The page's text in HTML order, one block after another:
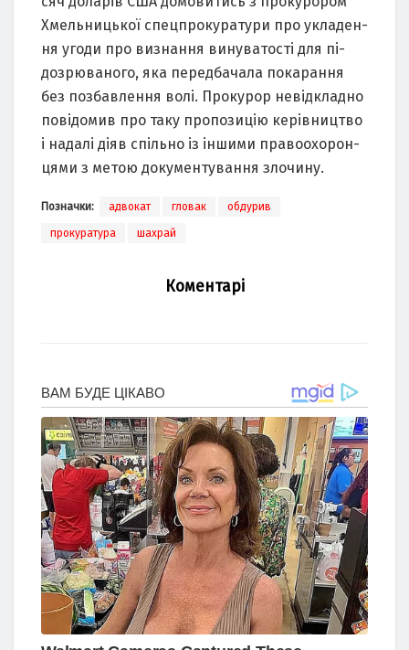
Хмель­ницької спец­про­ку­ра­ту­ри про ук­ла­ден­
ня уго­ди про виз­нання вину­ва­тос­ті для пі­
доз­рю­ва­но­го, яка пе­ред­ба­ча­ла по­ка­ран­ня
без поз­бавлен­ня во­лі. Про­ку­рор не­від­клад­но
по­ві­до­мив про та­ку про­по­зи­цію ке­рів­ниц­тво
і на­да­лі ді­яв спіль­но із ін­ши­ми пра­во­охо­рон­
ця­ми з ме­тою до­ку­мен­ту­ван­ня зло­чи­ну.
Позначки: адвокат гловак обдурив
прокуратура шахрай
Коментарі